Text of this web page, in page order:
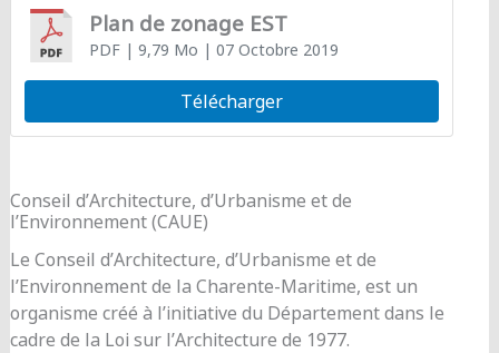
Plan de zonage EST
PDF| 9,79 Mo | 07 Octobre 2019
Télécharger
Conseil d’Architecture, d’Urbanisme et de
l’Environnement (CAUE)
Le Conseil d’Architecture, d’Urbanisme et de
l’Environnement de la Charente-Maritime, est un
organisme créé à l’initiative du Département dans le
cadre de la Loi sur l’Architecture de 1977.